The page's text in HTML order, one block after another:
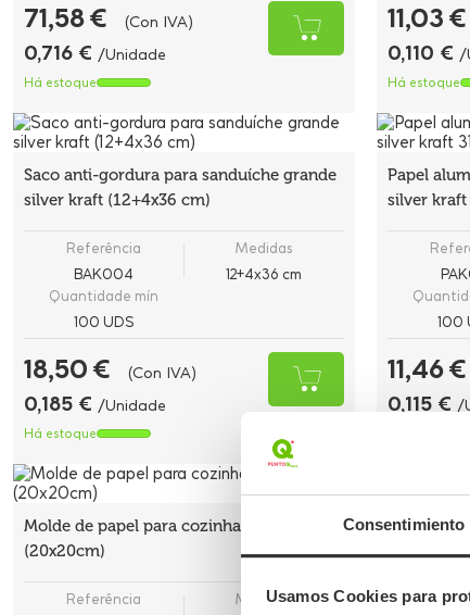
Consentimiento
Usamos Cookies para
71,58 € (Con IVA)
0,716 € /Unidade
Há estoque
11,03 €
0,110 € /
Há estoque
Saco anti-gordura para sanduíche grande
silver kraft (12+4x36 cm)
Referência
BAK004
Medidas
12+4x36 cm
Quantidade mín
100 UDS
18,50 € (Con IVA)
0,185 € /Unidade
Há estoque
Papel
silver
100
11,46 €
0,115 € /
Molde de papel para cozinhar em airfryer
(20x20cm)
Referência
Medidas